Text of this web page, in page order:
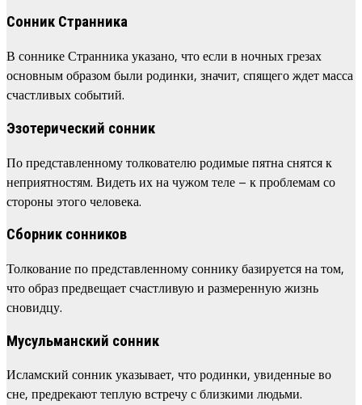
Сонник Странника
В соннике Странника указано, что если в ночных грезах
основным образом были родинки, значит, спящего ждет масса
счастливых событий.
Эзотерический сонник
По представленному толкователю родимые пятна снятся к
неприятностям. Видеть их на чужом теле – к проблемам со
стороны этого человека.
Сборник сонников
Толкование по представленному соннику базируется на том,
что образ предвещает счастливую и размеренную жизнь
сновидцу.
Мусульманский сонник
Исламский сонник указывает, что родинки, увиденные во
сне, предрекают теплую встречу с близкими людьми.